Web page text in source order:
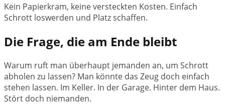
Kein Papierkram, keine versteckten Kosten. Einfach
Schrott loswerden und Platz schaffen.
Die Frage, die am Ende bleibt
Warum ruft man überhaupt jemanden an, um Schrott
abholen zu lassen? Man könnte das Zeug doch einfach
stehen lassen. Im Keller. In der Garage. Hinter dem Haus.
Stört doch niemanden.